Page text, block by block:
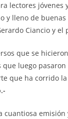
lectores
y lleno de
Ciancio y
que se
luego
que ha corrido